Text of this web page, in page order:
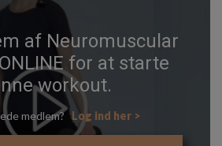
af Neuromuscular
for at starte
workout.
medlem?Log ind her >